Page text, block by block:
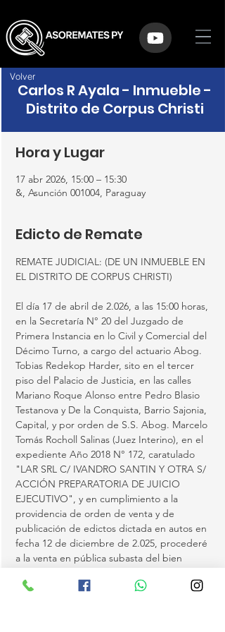
Carlos R Ayala - Inmueble -
Distrito de Corpus Christi
Hora y Lugar
17 abr 2026, 15:00 – 15:30
&, Asunción 001004, Paraguay
Edicto de Remate
REMATE JUDICIAL: (DE UN INMUEBLE EN
EL DISTRITO DE CORPUS CHRISTI)
El día 17 de abril de 2.026, a las 15:00 horas,
en la Secretaría N° 20 del Juzgado de
Primera Instancia en lo Civil y Comercial del
Décimo Turno, a cargo del actuario Abog.
Tobias Redekop Harder, sito en el tercer
piso del Palacio de Justicia, en las calles
Mariano Roque Alonso entre Pedro Blasio
Testanova y De la Conquista, Barrio Sajonia,
Capital, y por orden de S.S. Abog. Marcelo
Tomás Rocholl Salinas (Juez Interino), en el
expediente Año 2018 N° 172, caratulado
"LAR SRL C/ IVANDRO SANTIN Y OTRA S/
ACCIÓN PREPARATORIA DE JUICIO
EJECUTIVO", y en cumplimiento a la
providencia de orden de venta y de
publicación de edictos dictada en autos en
fecha 12 de diciembre de 2.025, procederé
a la venta en pública subasta del bien
autos, con todo lo…
Volver